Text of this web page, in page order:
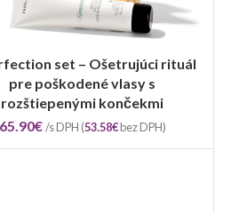
PRIDAŤ DO KOŠÍKA
set – Ošetrujúci rituál
pre poškodené vlasy s
rozštiepenými končekmi
65.90€ /s DPH (53.58€bez DPH)